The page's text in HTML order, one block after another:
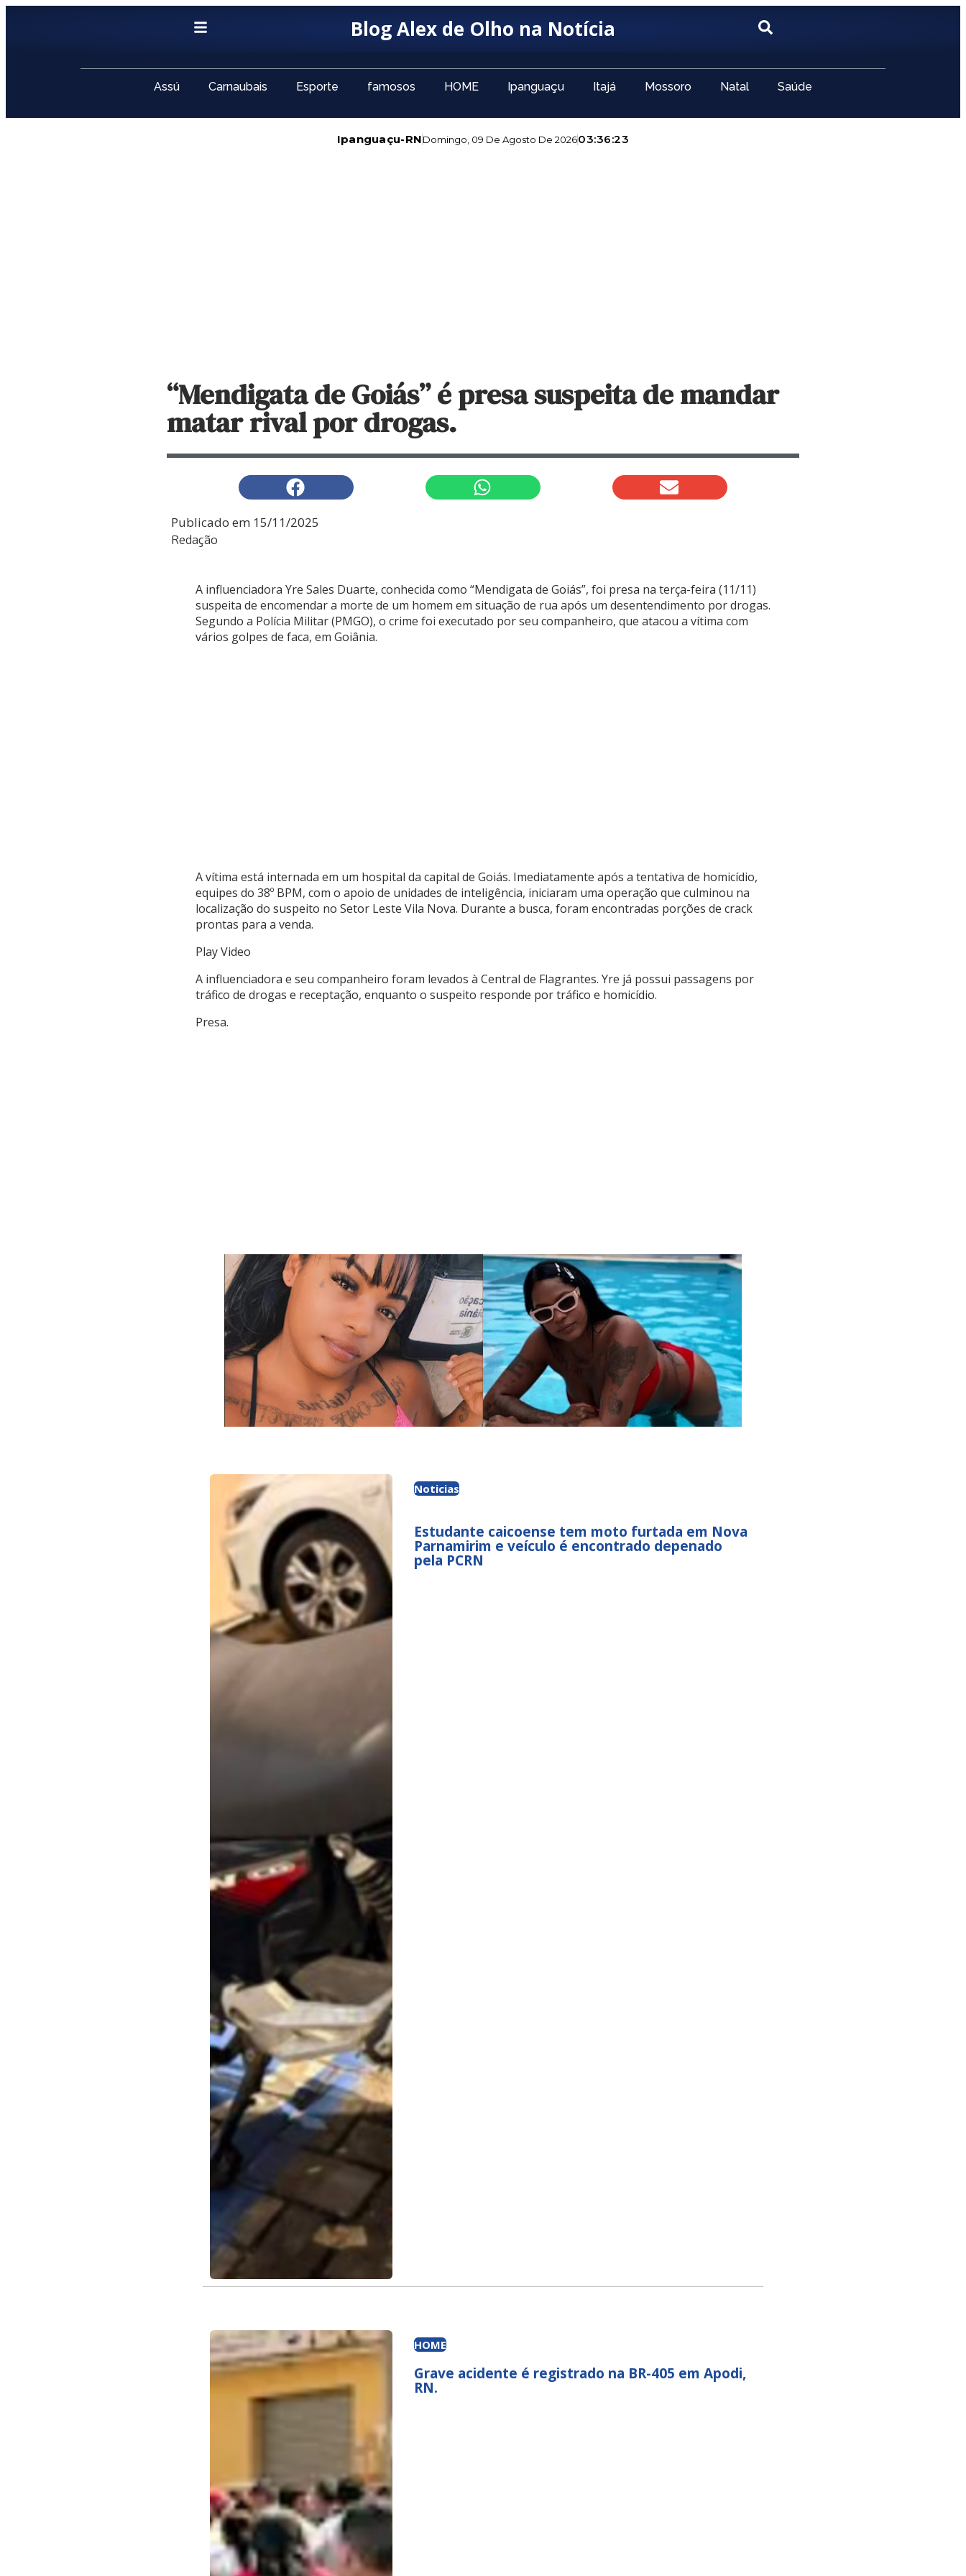
Blog Alex de Olho na Notícia
Assú Carnaubais Esporte famosos HOME Ipanguaçu Itajá Mossoro Natal Saúde
Ipanguaçu-RN Domingo, 09 De Agosto De 202603:36:25
“Mendigata de Goiás” é presa suspeita de mandar
matar rival por drogas.
Publicado em 15/11/2025
Redação
A influenciadora Yre Sales Duarte, conhecida como “Mendigata de Goiás”, foi presa na terça-feira (11/11)
suspeita de encomendar a morte de um homem em situação de rua após um desentendimento por drogas.
Segundo a Polícia Militar (PMGO), o crime foi executado por seu companheiro, que atacou a vítima com
vários golpes de faca, em Goiânia.
A vítima está internada em um hospital da capital de Goiás. Imediatamente após a tentativa de homicídio,
equipes do 38º BPM, com o apoio de unidades de inteligência, iniciaram uma operação que culminou na
localização do suspeito no Setor Leste Vila Nova. Durante a busca, foram encontradas porções de crack
prontas para a venda.
Play Video
A influenciadora e seu companheiro foram levados à Central de Flagrantes. Yre já possui passagens por
tráfico de drogas e receptação, enquanto o suspeito responde por tráfico e homicídio.
Presa.
Noticias
Estudante caicoense tem moto furtada em Nova
Parnamirim e veículo é encontrado depenado
pela PCRN
HOME
Grave acidente é registrado na BR-405 em Apodi,
RN.